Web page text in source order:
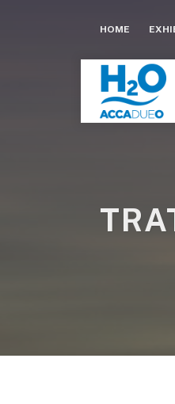
HOME